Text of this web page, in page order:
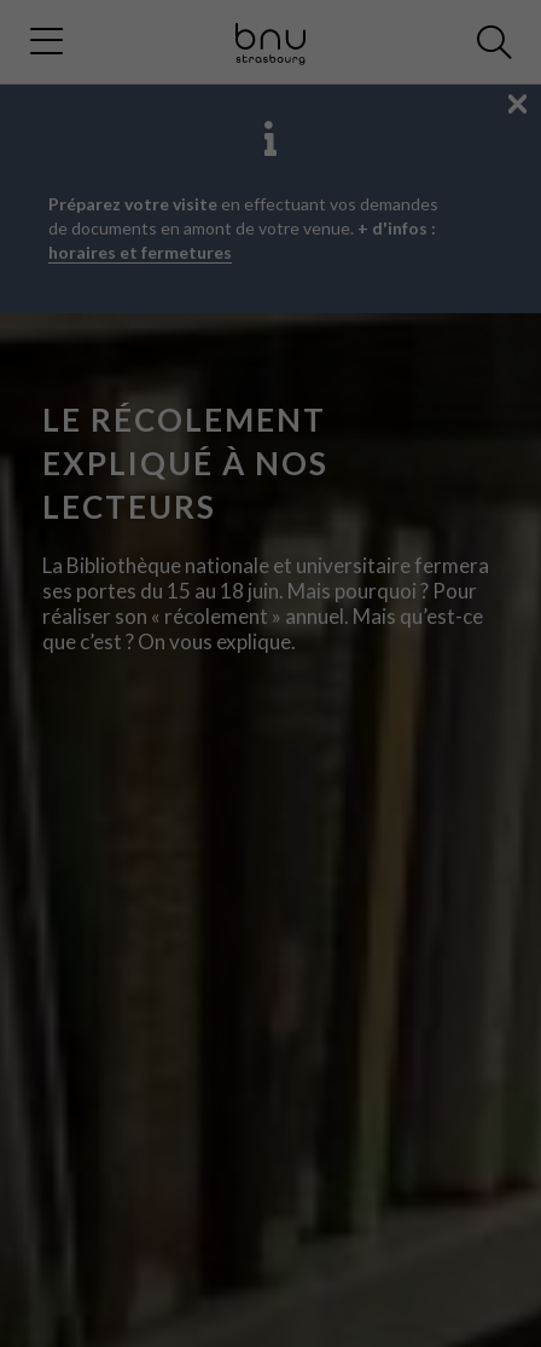
Aller
au
menu
Aller
au
contenu
Aller
à
la
Préparez votre visite en effectuant vos demandes
de documents en amont de votre venue. + d'infos :
horaires et fermetures
LE RÉCOLEMENT
EXPLIQUÉ À NOS
LECTEURS
La Bibliothèque nationale et universitaire fermera
ses portes du 15 au 18 juin. Mais pourquoi ? Pour
réaliser son « récolement » annuel. Mais qu’est-ce
que c’est ? On vous explique.